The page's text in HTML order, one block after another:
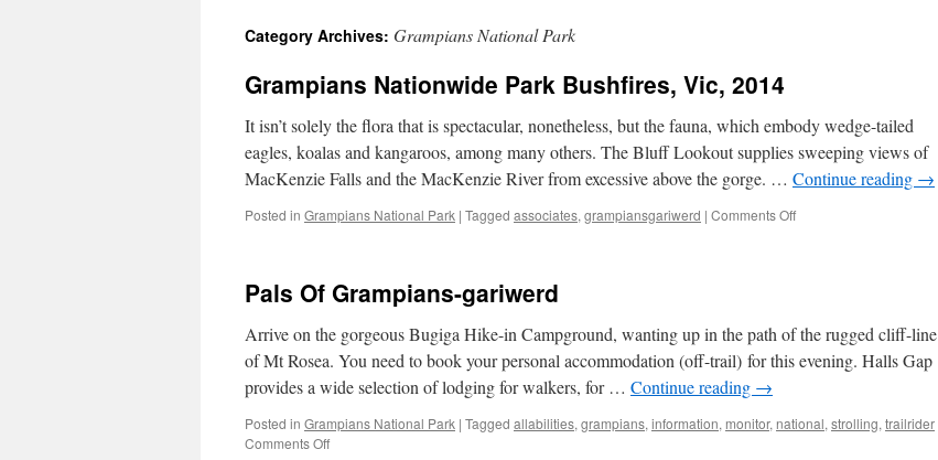
Category Archives: Grampians National Park
Grampians Nationwide Park Bushfires, Vic, 2014
It isn’t solely the flora that is spectacular, nonetheless, but the fauna, which embody wedge-tailed
eagles, koalas and kangaroos, among many others. The Bluff Lookout supplies sweeping views of
MacKenzie Falls and the MacKenzie River from excessive above the gorge. … Continue reading →
Posted in Grampians National Park | Tagged associates, grampiansgariwerd | Comments Offon
2014
Pals Of Grampians-gariwerd
Arrive on the gorgeous Bugiga Hike-in Campground, wanting up in the path of the rugged cliff-line
of Mt Rosea. You need to book your personal accommodation (off-trail) for this evening. Halls Gap
provides a wide selection of lodging for walkers, for … Continue reading →
Posted in Grampians National Park | Tagged allabilities, grampians, information, monitor, national, strolling, trailrider
Comments Offon